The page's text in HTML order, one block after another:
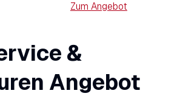
Zum Angebot
&
Angebot